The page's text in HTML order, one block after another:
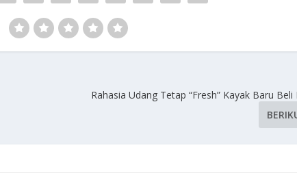
Rahasia Udang Tetap “Fresh” Kayak Baru